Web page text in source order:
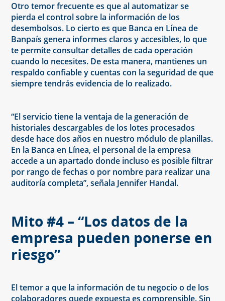
Otro temor frecuente es que al automatizar se
pierda el control sobre la información de los
desembolsos. Lo cierto es que Banca en Línea de
Banpaís genera informes claros y accesibles, lo que
te permite consultar detalles de cada operación
cuando lo necesites. De esta manera, mantienes un
respaldo confiable y cuentas con la seguridad de que
siempre tendrás evidencia de lo realizado.
“El servicio tiene la ventaja de la generación de
historiales descargables de los lotes procesados
desde hace dos años en nuestro módulo de planillas.
En la Banca en Línea, el personal de la empresa
accede a un apartado donde incluso es posible filtrar
por rango de fechas o por nombre para realizar una
auditoría completa”, señala Jennifer Handal.
Mito #4 – “Los datos de la
empresa pueden ponerse en
riesgo”
El temor a que la información de tu negocio o de los
colaboradores quede expuesta es comprensible. Sin